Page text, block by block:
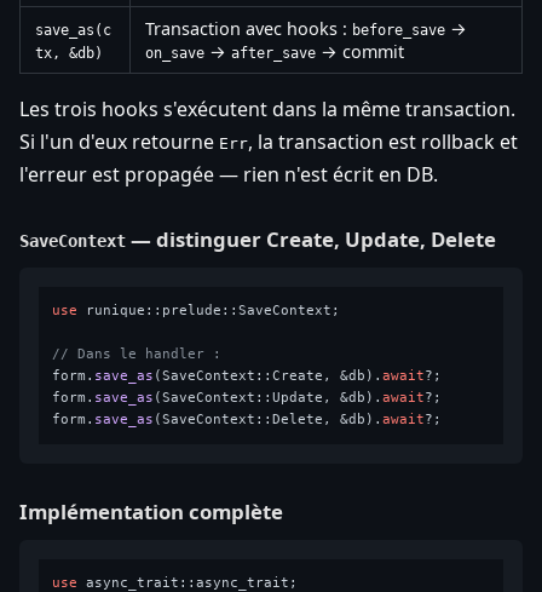
save_as(c
tx, &db)
Transaction avec hooks : before_save →
on_save → after_save → commit
Les trois hooks s'exécutent dans la même transaction.
Si l'un d'eux retourne Err, la transaction est rollback et
l'erreur est propagée — rien n'est écrit en DB.
SaveContext — distinguer Create, Update, Delete
use runique::prelude::SaveContext;
// Dans le handler :
form. save_as (SaveContext::Create, &db).await?;
form. save_as (SaveContext::Update, &db).await?;
form. save_as (SaveContext::Delete, &db).await
Implémentation complète
use